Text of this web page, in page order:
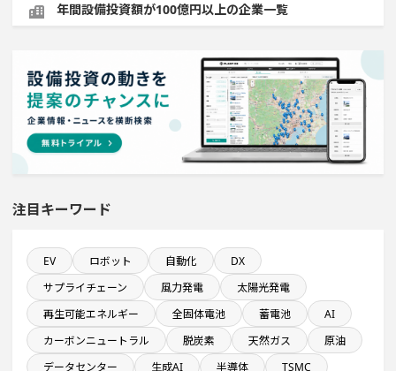
年間設備投資額が100億円以上の企業一覧
稼働から約10年経過プロジェクト
システム投資一覧
完成から約10年経過プロジェクト
半導体セグメントに投資する設備新設計画
年間研究開発費が100億円以上の企業一覧
発電設備の導入を含む物流施設プロジェクト
売上高が100億円以上の企業一覧
注目キーワード
EV ロボット 自動化
DX
サプライチェーン
風力発電
太陽光発電
再生可能エネルギー
全固体電池 蓄電池
AI
カーボンニュートラル
脱炭素 天然ガス
原油
データセンター
生成AI 半導体 TSMC